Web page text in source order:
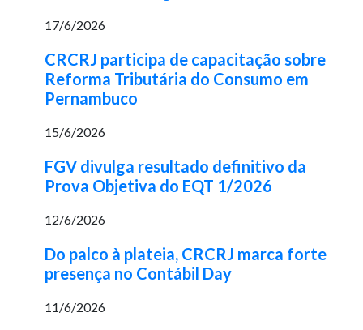
17/6/2026
CRCRJ participa de capacitação sobre
Reforma Tributária do Consumo em
Pernambuco
15/6/2026
FGV divulga resultado definitivo da
Prova Objetiva do EQT 1/2026
12/6/2026
Do palco à plateia, CRCRJ marca forte
presença no Contábil Day
11/6/2026